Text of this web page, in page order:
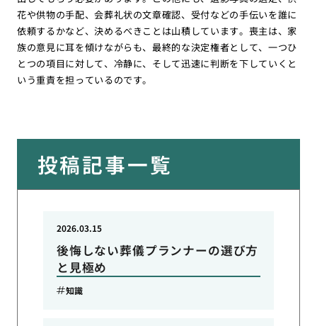
花や供物の手配、会葬礼状の文章確認、受付などの手伝いを誰に
依頼するかなど、決めるべきことは山積しています。喪主は、家
族の意見に耳を傾けながらも、最終的な決定権者として、一つひ
とつの項目に対して、冷静に、そして迅速に判断を下していくと
いう重責を担っているのです。
投稿記事一覧
後悔しない葬儀プランナーの選び方
と見極め
2026.03.15
知識